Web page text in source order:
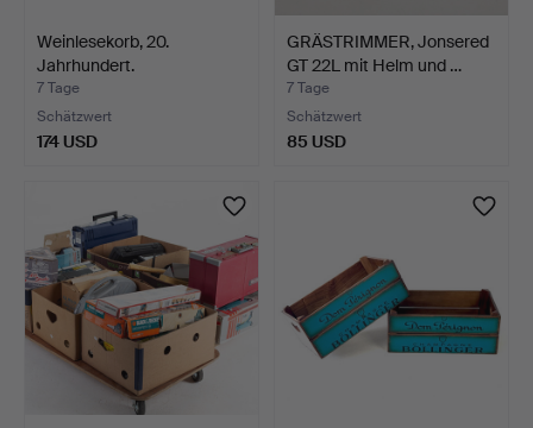
Weinlesekorb, 20.
Jahrhundert.
7 Tage
Schätzwert
174 USD
GRÄSTRIMMER, Jonsered
GT 22L mit Helm und …
7 Tage
Schätzwert
85 USD